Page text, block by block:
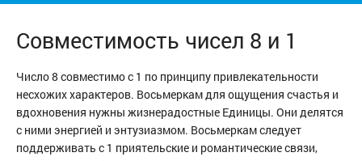
Совместимость чисел 8 и 1
Число 8 совместимо с 1 по принципу привлекательности
несхожих характеров. Восьмеркам для ощущения счастья и
вдохновения нужны жизнерадостные Единицы. Они делятся
с ними энергией и энтузиазмом. Восьмеркам следует
поддерживать с 1 приятельские и романтические связи,